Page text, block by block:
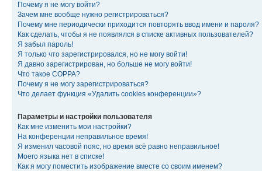
Почему я не могу войти?
Зачем мне вообще нужно регистрироваться?
Почему мне периодически приходится повторять ввод имени и пароля?
Как сделать, чтобы я не появлялся в списке активных пользователей?
Я забыл пароль!
Я только что зарегистрировался, но не могу войти!
Я давно зарегистрирован, но больше не могу войти!
Что такое COPPA?
Почему я не могу зарегистрироваться?
Что делает функция «Удалить cookies конференции»?
Параметры и настройки пользователя
Как мне изменить мои настройки?
На конференции неправильное время!
Я изменил часовой пояс, но время всё равно неправильное!
Моего языка нет в списке!
Как я могу поместить изображение вместе со своим именем?